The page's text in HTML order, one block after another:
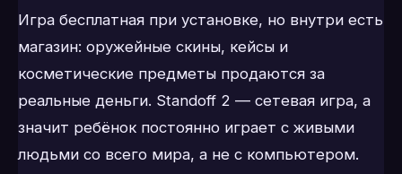
Игра бесплатная при установке, но внутри есть
магазин: оружейные скины, кейсы и
косметические предметы продаются за
реальные деньги. Standoff 2 — сетевая игра, а
значит ребёнок постоянно играет с живыми
людьми со всего мира, а не с компьютером.